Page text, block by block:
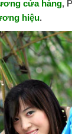
cửa hàng,
hiệu.